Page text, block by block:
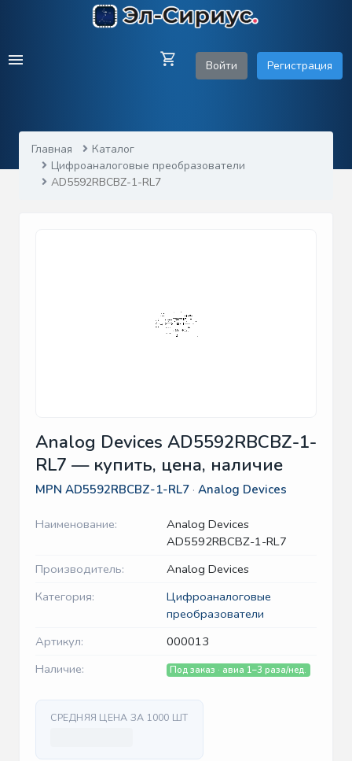
Войти Регистрация
Главная
Каталог
Цифроаналоговые преобразователи
AD5592RBCBZ-1-RL7
Analog Devices AD5592RBCBZ-1-
RL7 — купить, цена, наличие
MPN AD5592RBCBZ-1-RL7 · Analog Devices
Наименование:
Analog Devices
AD5592RBCBZ-1-RL7
Производитель:
Analog Devices
Категория:
Цифроаналоговые
преобразователи
Артикул:
000013
Наличие:
Под заказ · авиа 1–3 раза/нед.
СРЕДНЯЯ ЦЕНА ЗА 1000 ШТ